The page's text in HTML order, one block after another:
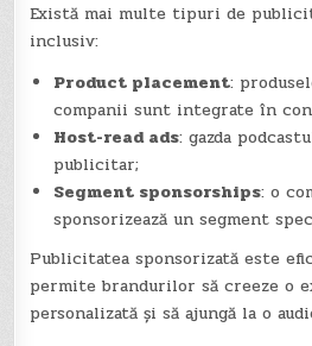
Există mai multe tipuri de
inclusiv:
Product placement:
companii sunt integrate în
Host-read ads: gazda
publicitar;
Segment sponsorships: o
sponsorizează un segment
Publicitatea sponsorizată este
permite brandurilor să creeze o
personalizată și să ajungă la o